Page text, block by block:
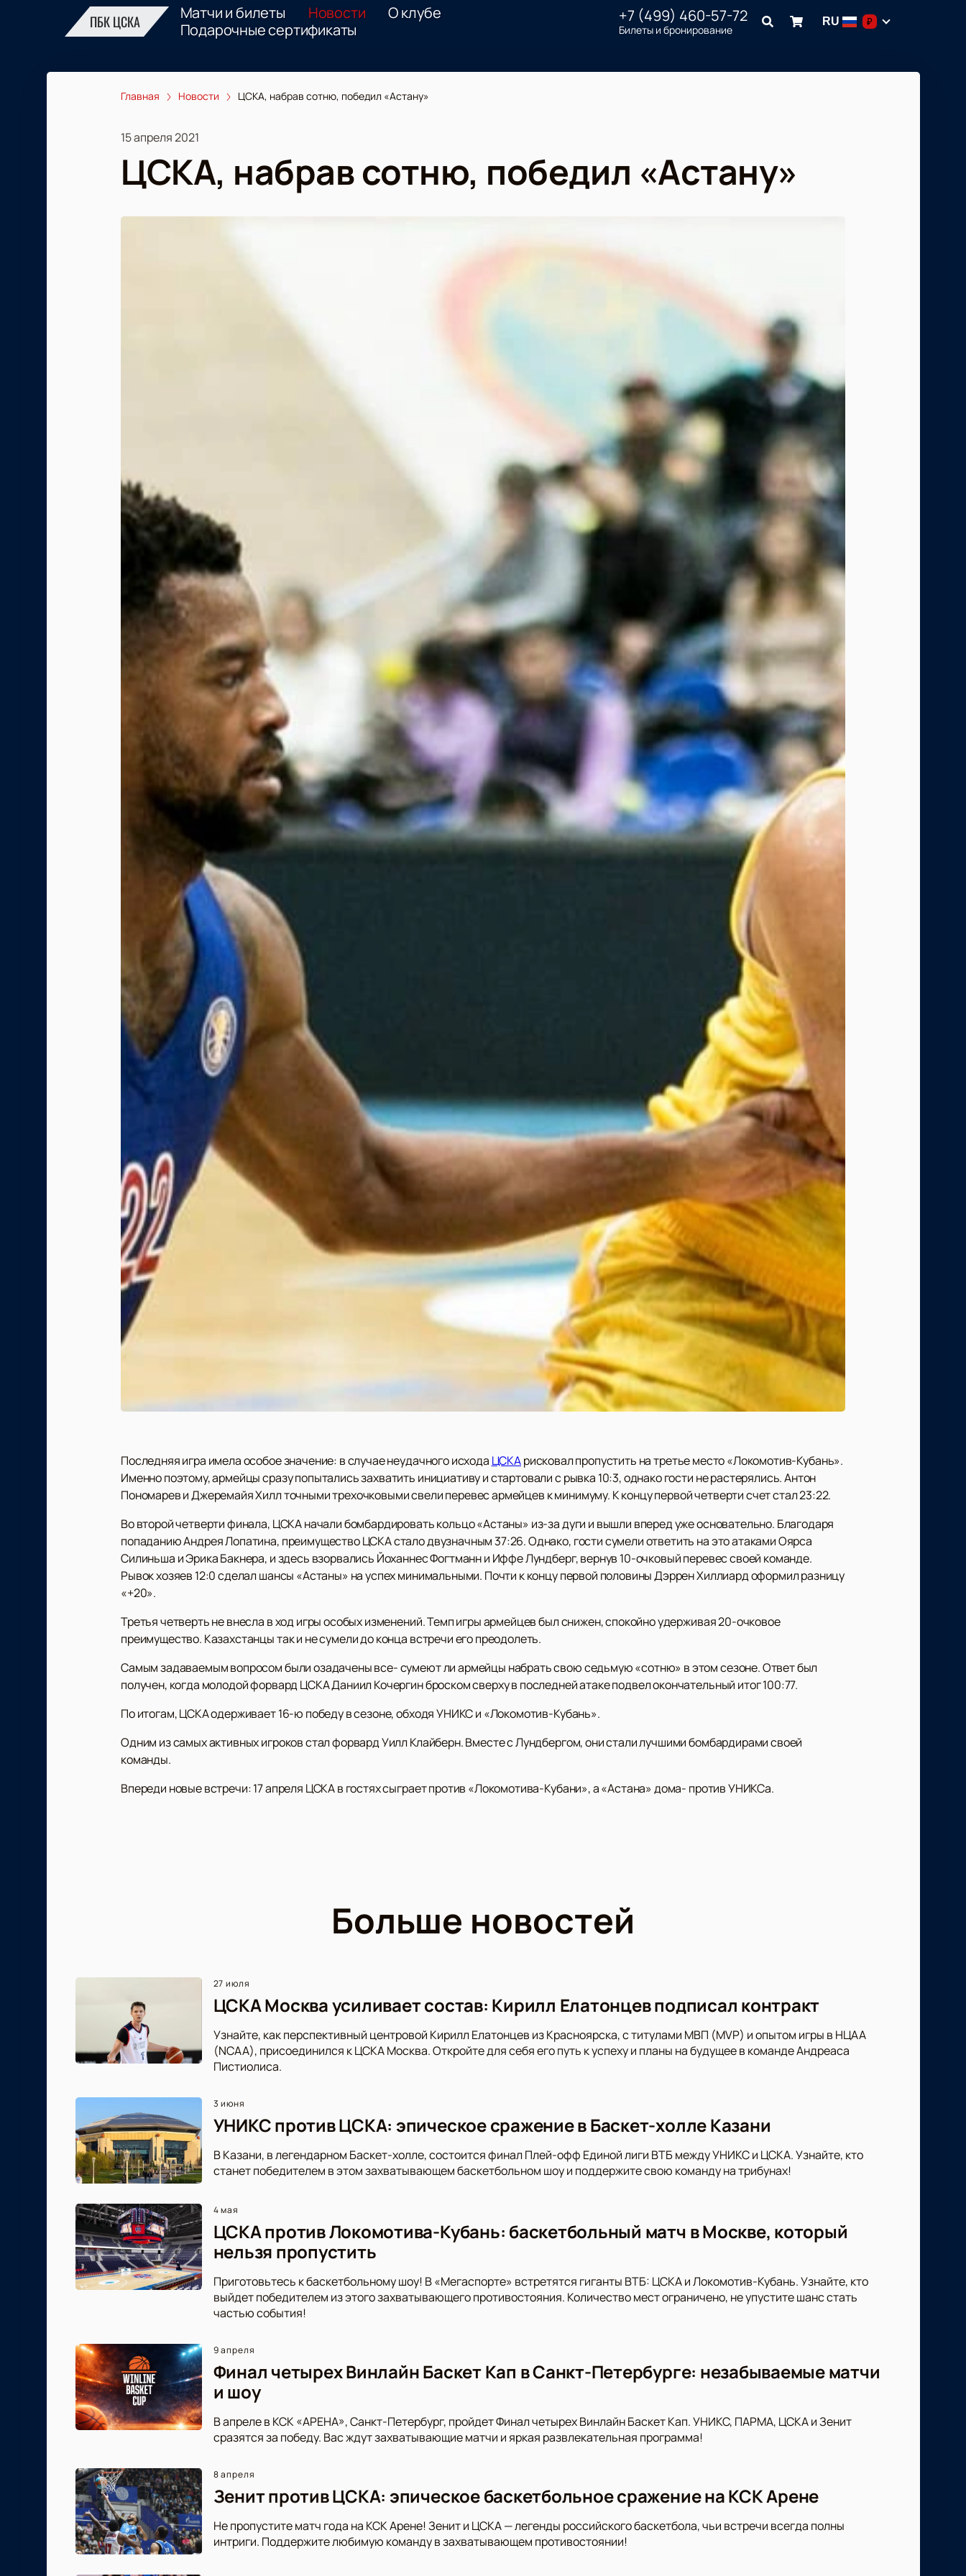
ПБК ЦСКА Матчи и билеты Новости
О клубе
Подарочные сертификаты
+7 (499) 460-57-72
Билеты и бронирование
RU ₽
Главная Новости ЦСКА, набрав сотню, победил «Астану»
15 апреля 2021
ЦСКА, набрав сотню, победил «Астану»
Последняя игра имела особое значение: в случае неудачного исхода ЦСКАрисковал пропустить на третье место «Локомотив-Кубань».
Именно поэтому, армейцы сразу попытались захватить инициативу и стартовали с рывка 10:3, однако гости не растерялись. Антон
Пономарев и Джеремайя Хилл точными трехочковыми свели перевес армейцев к минимуму. К концу первой четверти счет стал 23:22.
Во второй четверти финала, ЦСКА начали бомбардировать кольцо «Астаны» из-за дуги и вышли вперед уже основательно. Благодаря
попаданию Андрея Лопатина, преимущество ЦСКА стало двузначным 37:26. Однако, гости сумели ответить на это атаками Оярса
Силиньша и Эрика Бакнера, и здесь взорвались Йоханнес Фогтманн и Иффе Лундберг, вернув 10-очковый перевес своей команде.
Рывок хозяев 12:0 сделал шансы «Астаны» на успех минимальными. Почти к концу первой половины Дэррен Хиллиард оформил разницу
«+20».
Третья четверть не внесла в ход игры особых изменений. Темп игры армейцев был снижен, спокойно удерживая 20-очковое
преимущество. Казахстанцы так и не сумели до конца встречи его преодолеть.
Самым задаваемым вопросом были озадачены все- сумеют ли армейцы набрать свою седьмую «сотню» в этом сезоне. Ответ был
получен, когда молодой форвард ЦСКА Даниил Кочергин броском сверху в последней атаке подвел окончательный итог 100:77.
По итогам, ЦСКА одерживает 16-ю победу в сезоне, обходя УНИКС и «Локомотив-Кубань».
Одним из самых активных игроков стал форвард Уилл Клайберн. Вместе с Лундбергом, они стали лучшими бомбардирами своей
команды.
Впереди новые встречи: 17 апреля ЦСКА в гостях сыграет против «Локомотива-Кубани», а «Астана» дома- против УНИКСа.
Больше новостей
27 июля
ЦСКА Москва усиливает состав: Кирилл Елатонцев подписал контракт
Узнайте, как перспективный центровой Кирилл Елатонцев из Красноярска, с титулами МВП (MVP) и опытом игры в НЦАА
(NCAA), присоединился к ЦСКА Москва. Откройте для себя его путь к успеху и планы на будущее в команде Андреаса
Пистиолиса.
3 июня
УНИКС против ЦСКА: эпическое сражение в Баскет-холле Казани
В Казани, в легендарном Баскет-холле, состоится финал Плей-офф Единой лиги ВТБ между УНИКС и ЦСКА. Узнайте, кто
станет победителем в этом захватывающем баскетбольном шоу и поддержите свою команду на трибунах!
4 мая
ЦСКА против Локомотива-Кубань: баскетбольный матч в Москве, который
нельзя пропустить
Приготовьтесь к баскетбольному шоу! В «Мегаспорте» встретятся гиганты ВТБ: ЦСКА и Локомотив-Кубань. Узнайте, кто
выйдет победителем из этого захватывающего противостояния. Количество мест ограничено, не упустите шанс стать
частью события!
9 апреля
Финал четырех Винлайн Баскет Кап в Санкт-Петербурге: незабываемые матчи
и шоу
В апреле в КСК «АРЕНА», Санкт-Петербург, пройдет Финал четырех Винлайн Баскет Кап. УНИКС, ПАРМА, ЦСКА и Зенит
сразятся за победу. Вас ждут захватывающие матчи и яркая развлекательная программа!
8 апреля
Зенит против ЦСКА: эпическое баскетбольное сражение на КСК Арене
Не пропустите матч года на КСК Арене! Зенит и ЦСКА — легенды российского баскетбола, чьи встречи всегда полны
интриги. Поддержите любимую команду в захватывающем противостоянии!